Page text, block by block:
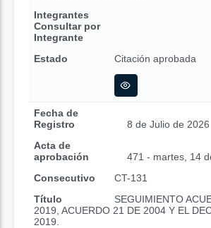
Integrantes
Consultar por
Integrante
Estado
Citación aprobada
Fecha de
Registro
8 de Julio de 2026
Acta de
aprobación
471 - martes, 14
Consecutivo
CT-131
Título
SEGUIMIENTO
2019, ACUERDO 21 DE 2004 Y EL
2019.